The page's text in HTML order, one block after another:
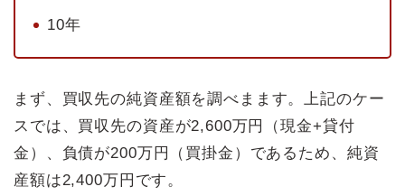
10年
まず、買収先の純資産額を調べまます。上記のケー
スでは、買収先の資産が2,600万円（現金+貸付
金）、負債が200万円（買掛金）であるため、純資
産額は2,400万円です。